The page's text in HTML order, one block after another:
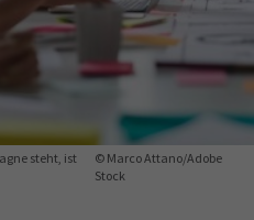
Negativerklärung
steht, ist
© Marco Attano/Adobe
Stock